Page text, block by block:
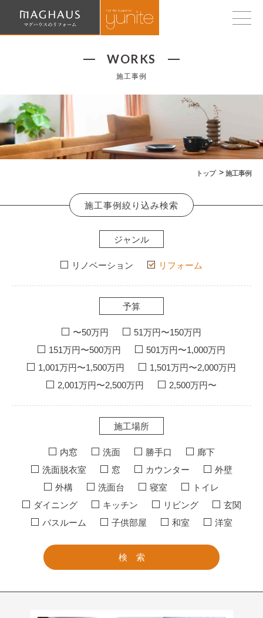
WORKS
施工事例
トップ 施工事例
施工事例絞り込み検索
ジャンル
リノベーション リフォーム
予算
〜50万円
51万円〜150万円
151万円〜500万円
501万円〜1,000万円
1,001万円〜1,500万円
1,501万円〜2,000万円
2,001万円〜2,500万円
2,500万円〜
施工場所
内窓 洗面 勝手口
廊下
洗面脱衣室
窓 カウンター
外壁
外構
洗面台 寝室
トイレ
ダイニング
キッチン リビング
玄関
バスルーム
子供部屋 和室 洋室
検 索